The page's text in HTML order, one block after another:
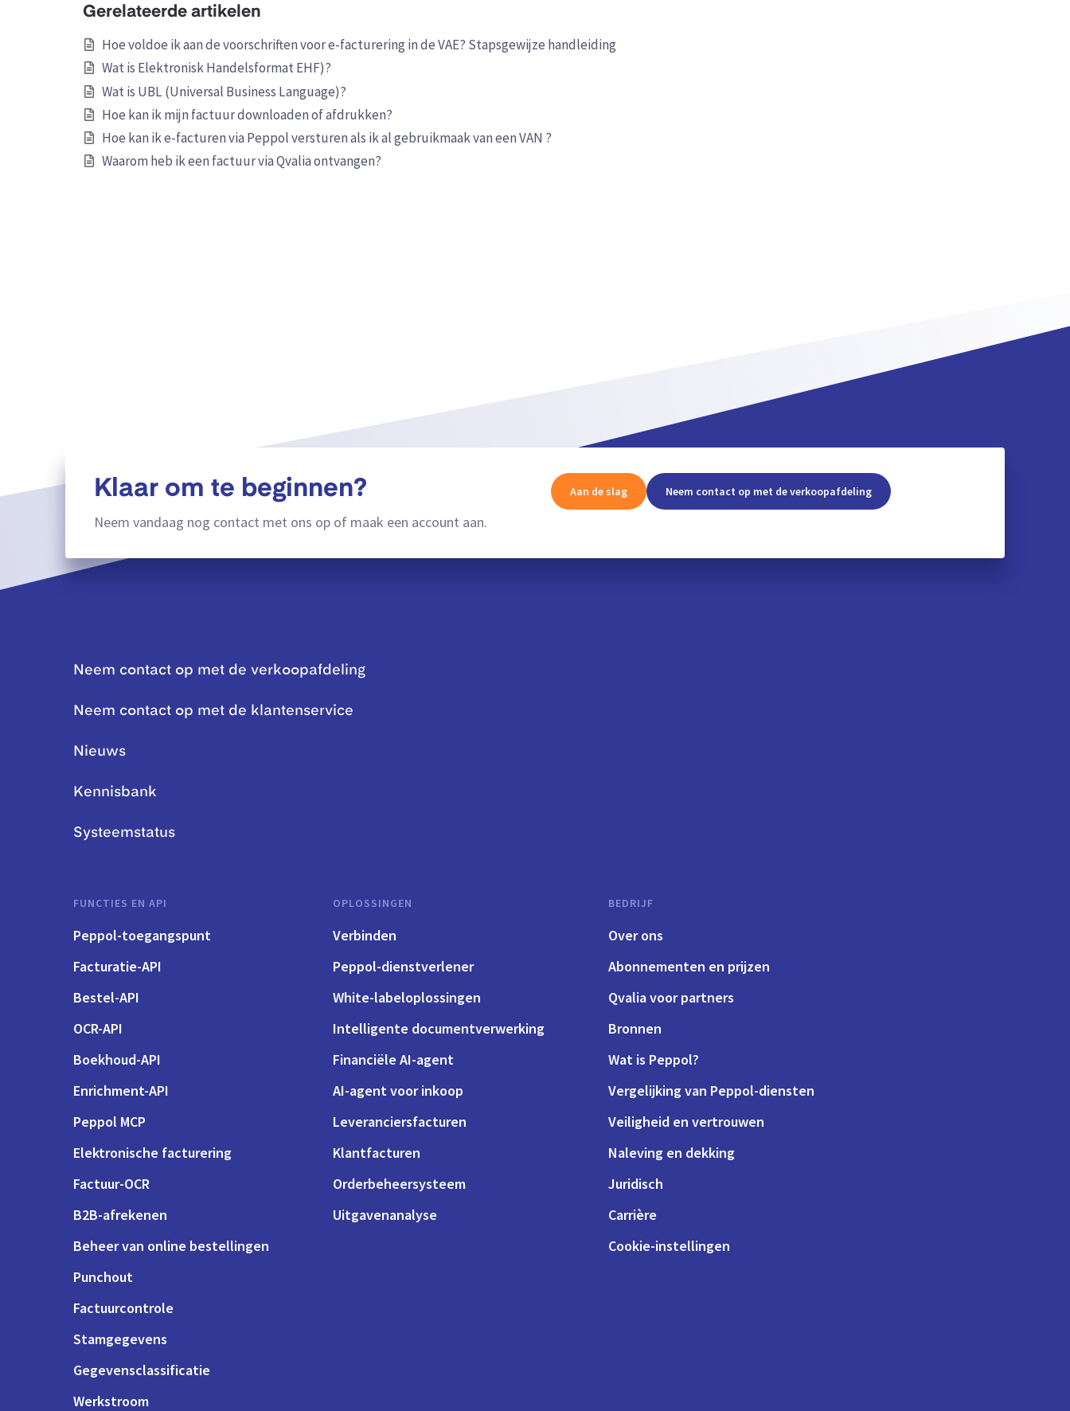
Gerelateerde artikelen
Hoe voldoe ik aan de voorschriften voor e-facturering in de VAE? Stapsgewijze handleiding
Wat is Elektronisk Handelsformat EHF)?
Wat is UBL (Universal Business Language)?
Hoe kan ik mijn factuur downloaden of afdrukken?
Hoe kan ik e-facturen via Peppol versturen als ik al gebruikmaak van een VAN ?
Waarom heb ik een factuur via Qvalia ontvangen?
Klaar om te beginnen?
Neem vandaag nog contact met ons op of maak een account aan.
Aan de slag Neem contact op met de verkoopafdeling
Neem contact op met de verkoopafdeling
Neem contact op met de klantenservice
Nieuws
Kennisbank
Systeemstatus
FUNCTIES EN API
Peppol-toegangspunt
Facturatie-API
Bestel-API
OCR-API
Boekhoud-API
Enrichment-API
Peppol MCP
Elektronische facturering
Factuur-OCR
B2B-afrekenen
Beheer van online bestellingen
Punchout
Factuurcontrole
Stamgegevens
Gegevensclassificatie
Werkstroom
OPLOSSINGEN
Verbinden
Peppol-dienstverlener
White-labeloplossingen
Intelligente documentverwerking
Financiële AI-agent
AI-agent voor inkoop
Leveranciersfacturen
Klantfacturen
Orderbeheersysteem
Uitgavenanalyse
BEDRIJF
Over ons
Abonnementen en prijzen
Qvalia voor partners
Bronnen
Wat is Peppol?
Vergelijking van Peppol-diensten
Veiligheid en vertrouwen
Naleving en dekking
Juridisch
Carrière
Cookie-instellingen